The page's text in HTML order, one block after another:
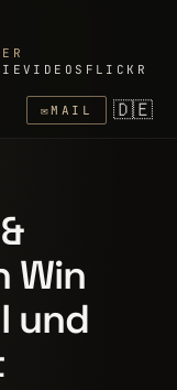
VIDEOS FLICKR
✉MAIL 🇩🇪
Win
und